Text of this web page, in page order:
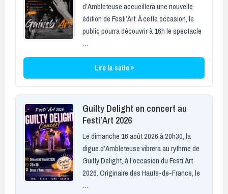
d’Ambleteuse accueillera une nouvelle
édition de Festi’Art. À cette occasion, le
public pourra découvrir à 16h le spectacle
…
Lire la suite »
Guilty Delight en concert au
Festi’Art 2026
Le dimanche 16 août 2026 à 20h30, la
digue d’Ambleteuse vibrera au rythme de
Guilty Delight, à l’occasion du Festi’Art
2026. Originaire des Hauts-de-France, le
…